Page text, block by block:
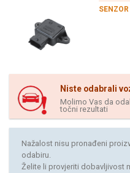
Niste odabrali
Molimo Vas da
točni rezultati
Nažalost nisu pronađeni
odabiru.
Želite li provjeriti dobavljivost